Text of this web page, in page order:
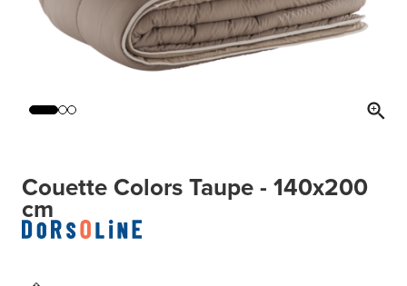
Couette Colors Taupe - 140x200
cm